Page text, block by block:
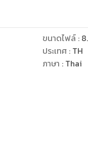
ขนาดไฟล์:
ประเทศ : TH
ภาษา : Thai